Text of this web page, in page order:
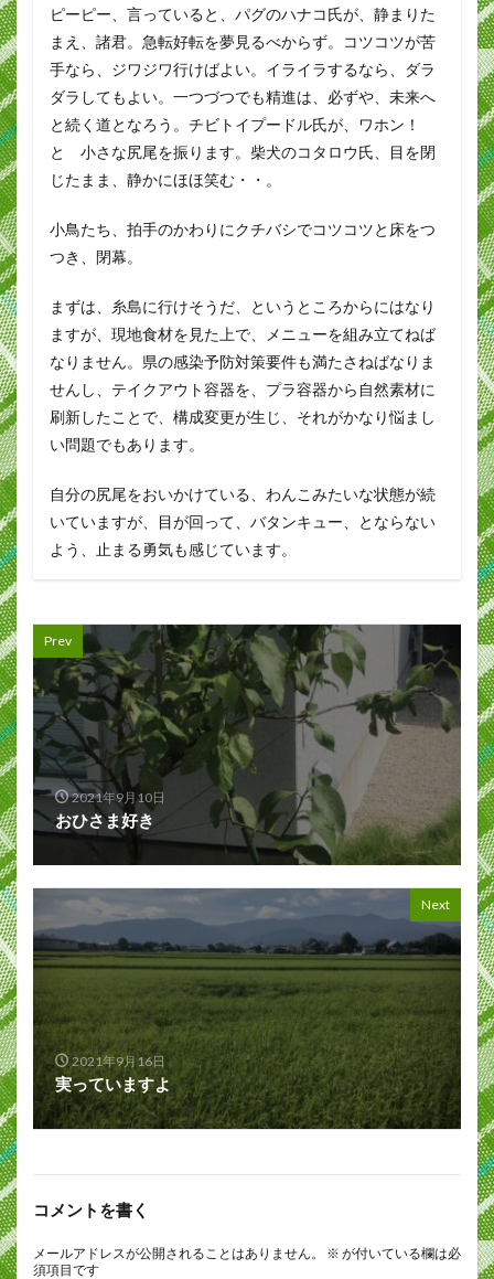
ピーピー、言っていると、パグのハナコ氏が、静まりた
まえ、諸君。急転好転を夢見るべからず。コツコツが苦
手なら、ジワジワ行けばよい。イライラするなら、ダラ
ダラしてもよい。一つづつでも精進は、必ずや、未来へ
と続く道となろう。チビトイプードル氏が、ワホン！
と 小さな尻尾を振ります。柴犬のコタロウ氏、目を閉
じたまま、静かにほほ笑む・・。
小鳥たち、拍手のかわりにクチバシでコツコツと床をつ
つき、閉幕。
まずは、糸島に行けそうだ、というところからにはなり
ますが、現地食材を見た上で、メニューを組み立てねば
なりません。県の感染予防対策要件も満たさねばなりま
せんし、テイクアウト容器を、プラ容器から自然素材に
刷新したことで、構成変更が生じ、それがかなり悩まし
い問題でもあります。
自分の尻尾をおいかけている、わんこみたいな状態が続
いていますが、目が回って、バタンキュー、とならない
よう、止まる勇気も感じています。
Prev
2021年9月10日
おひさま好き
Next
2021年9月16日
実っていますよ
コメントを書く
メールアドレスが公開されることはありません。 ※ が付いている欄は必
須項目です